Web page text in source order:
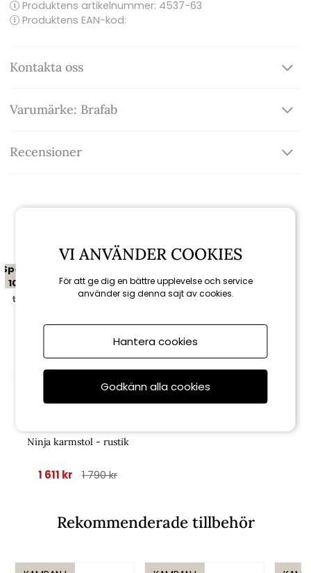
Produktens artikelnummer: 4537-63
Produktens EAN-kod:
Kontakta oss
Varumärke: Brafab
Recensioner
Spara
10%
till 16/8
Ninja karmstol - rustik
1 611 kr 1 790 kr
Rekommenderade tillbehör
VI ANVÄNDER COOKIES
För att ge dig en bättre upplevelse och service
använder sig denna sajt av cookies.
Hantera cookies
Godkänn alla cookies